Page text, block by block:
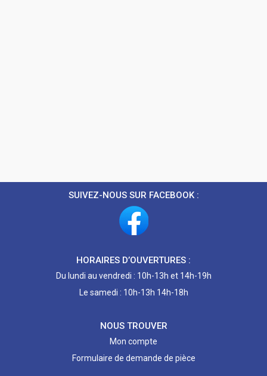
SUIVEZ-NOUS SUR FACEBOOK :
HORAIRES D’OUVERTURES :
Du lundi au vendredi : 10h-13h et 14h-19h
Le samedi : 10h-13h 14h-18h
NOUS TROUVER
Mon compte
Formulaire de demande de pièce